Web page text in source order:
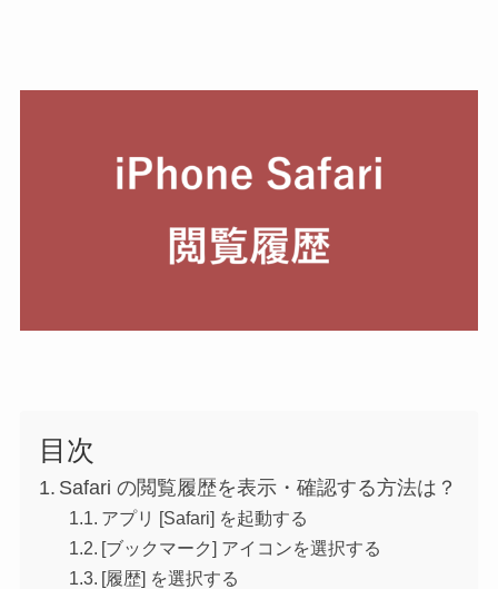
目次
Safari の閲覧履歴を表示・確認する方法は？
アプリ [Safari] を起動する
[ブックマーク] アイコンを選択する
[履歴] を選択する